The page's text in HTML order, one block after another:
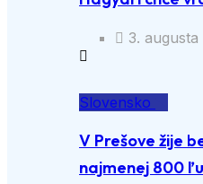
3. augusta
Slovensko
V Prešove žije
najmenej 800